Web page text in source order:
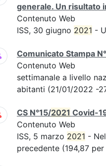
generale. Un risultato
Contenuto Web
ISS, 30 giugno 2021 -
Comunicato Stampa
Contenuto Web
settimanale a livello
abitanti (21/01/2022 -
CS N°15/2021 Covid-
Contenuto Web
ISS, 5 marzo 2021 -
precedente (194,87